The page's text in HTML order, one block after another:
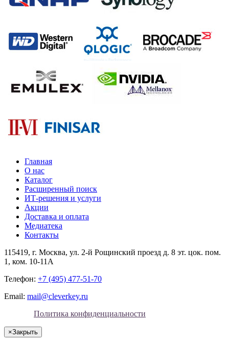
Главная
О нас
Каталог
Расширенный поиск
ИТ-решения и услуги
Акции
Доставка и оплата
Медиатека
Контакты
115419, г. Москва, ул. 2-й Рощинский проезд д. 8 эт. цок. пом.
1, ком. 10-11А
Телефон: +7 (495) 477-51-70
Email: mail@cleverkey.ru
Политика конфиденциальности
×Закрыть